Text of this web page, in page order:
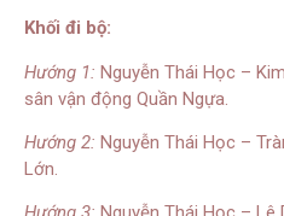
Khối đi bộ:
Hướng 1: Nguyễn Thái Học –
sân vận động Quần Ngựa.
Hướng 2: Nguyễn Thái Học –
Lớn.